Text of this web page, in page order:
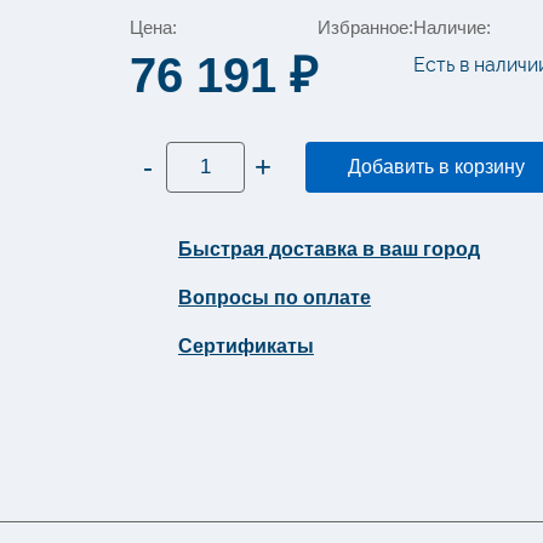
Цена:
76 191 ₽
Избранное:Наличие:
Есть в
-
Количество
товара
Диспенсер
пены
Tork
сенсорный
Image
металл
S4
+ Добавить в корзину
Быстрая доставка в ваш город
Вопросы по оплате
Сертификаты